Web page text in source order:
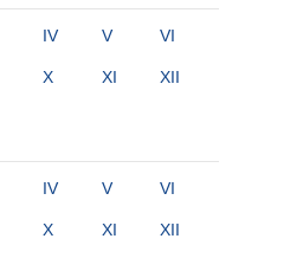
IV V VI
X XI XII
IV V VI
X XI XII